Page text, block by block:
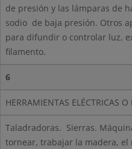
de presión y las lámparas de
sodio de baja presión. Otros
para difundir o controlar luz,
filamento.
6
HERRAMIENTAS ELÉCTRICAS O
Taladradoras. Sierras.
tornear, trabajar la madera, el